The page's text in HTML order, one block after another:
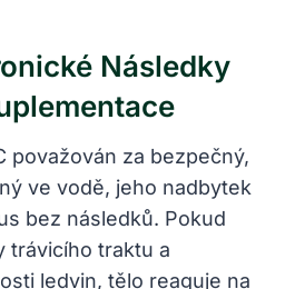
Následky
považován za bezpečný,
ve vodě, jeho nadbytek
bez následků. Pokud
trávicího traktu a
ledvin, tělo reaguje na